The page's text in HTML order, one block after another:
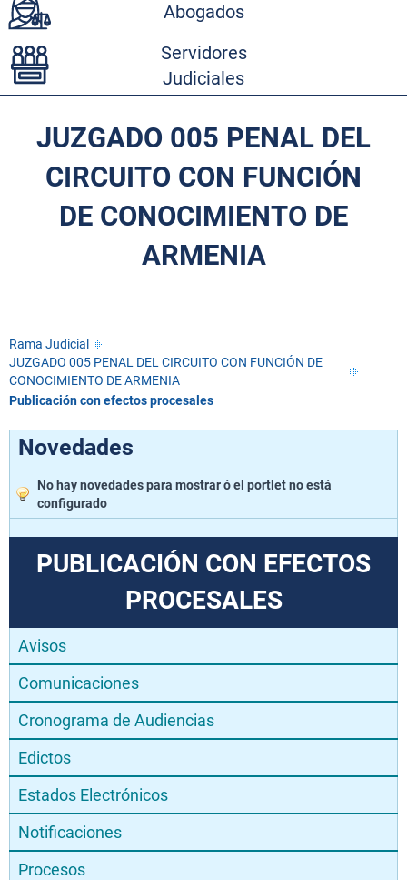
Abogados
Servidores
Judiciales
JUZGADO 005 PENAL DEL
CIRCUITO CON FUNCIÓN
DE CONOCIMIENTO DE
ARMENIA
Rama Judicial
JUZGADO 005 PENAL DEL CIRCUITO CON FUNCIÓN DE
CONOCIMIENTO DE ARMENIA
Publicación con efectos procesales
Novedades
No hay novedades para mostrar ó el portlet no está
configurado
PUBLICACIÓN CON EFECTOS
PROCESALES
Avisos
Comunicaciones
Cronograma de Audiencias
Edictos
Estados Electrónicos
Notificaciones
Procesos